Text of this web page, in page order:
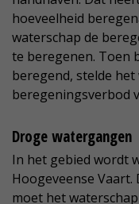
hoeveelheid
waterschap de
te beregenen. Toen
beregend, stelde
beregeningsverbod
Droge watergangen
In het gebied wordt
Hoogeveense
moet het